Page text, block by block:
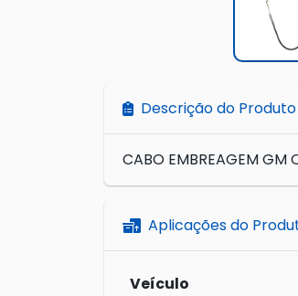
Descrição do Produto
CABO EMBREAGEM GM
Aplicações do
Veículo